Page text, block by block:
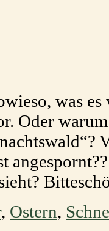
was
Oder
, Ostern,